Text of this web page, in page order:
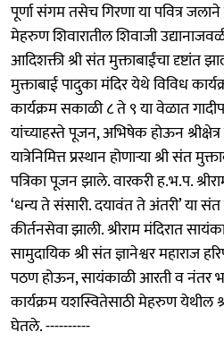
पूर्णा संगम तसेच गिरणा या पवित्र
मेहरुण शिवारातील शिवाजी
आदिशक्ती श्री संत मुक्ताबाईंचा दृष्टांत
मुक्ताबाई पादुका मंदिर येथे विविध
कार्यक्रम सकाळी ८ ते ९ या वेळात
यांच्याहस्ते पूजन, अभिषेक होऊन
यात्रेनिमित्त प्रस्थान होणाऱ्या श्री संत
पत्रिका पूजन झाले. वारकरी ह.भ.प.
‘धन्य ते संसारी. दयावंत ते अंतरी’ या
कीर्तनसेवा झाली. श्रीराम मंदिरात
सामुदायिक श्री संत ज्ञानेश्वर महाराज
पठण होऊन, सायंकाळी आरती व नंतर
कार्यक्रम यशस्वितेसाठी मेहरुण येथील
घेतले. ----------